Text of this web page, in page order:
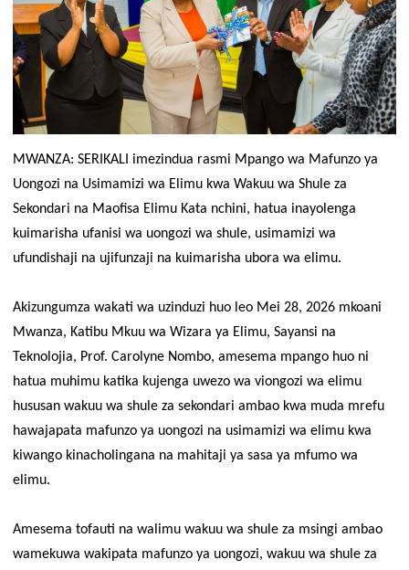
MWANZA: SERIKALI imezindua rasmi Mpango wa Mafunzo ya
Uongozi na Usimamizi wa Elimu kwa Wakuu wa Shule za
Sekondari na Maofisa Elimu Kata nchini, hatua inayolenga
kuimarisha ufanisi wa uongozi wa shule, usimamizi wa
ufundishaji na ujifunzaji na kuimarisha ubora wa elimu.
Akizungumza wakati wa uzinduzi huo leo Mei 28, 2026 mkoani
Mwanza, Katibu Mkuu wa Wizara ya Elimu, Sayansi na
Teknolojia, Prof. Carolyne Nombo, amesema mpango huo ni
hatua muhimu katika kujenga uwezo wa viongozi wa elimu
hususan wakuu wa shule za sekondari ambao kwa muda mrefu
hawajapata mafunzo ya uongozi na usimamizi wa elimu kwa
kiwango kinacholingana na mahitaji ya sasa ya mfumo wa
elimu.
Amesema tofauti na walimu wakuu wa shule za msingi ambao
wamekuwa wakipata mafunzo ya uongozi, wakuu wa shule za